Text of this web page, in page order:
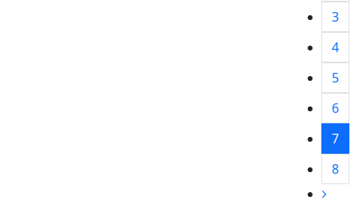
3
4
5
6
7
8